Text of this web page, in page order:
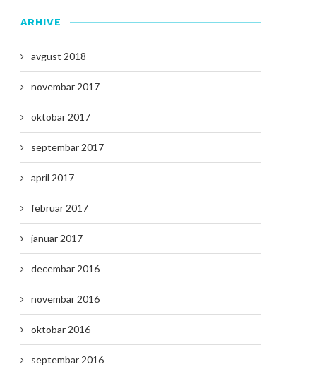
ARHIVE
avgust 2018
novembar 2017
oktobar 2017
septembar 2017
april 2017
februar 2017
januar 2017
decembar 2016
novembar 2016
oktobar 2016
septembar 2016